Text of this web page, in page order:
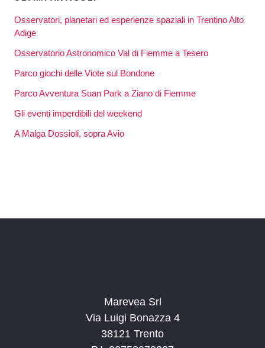
Osservatori, planetari ed esperienze spaziali in Trentino Alto
Adige
Osservatorio Astronomico Val di Fiemme a Tesero
Parco giochi delle Viote sul Bondone
Parco Avventura Suan Park a Ziano di Fiemme
Gli eventi imperdibili del weekend
A Malga Dossioli, sopra Avio
Marevea Srl
Via Luigi Bonazza 4
38121 Trento